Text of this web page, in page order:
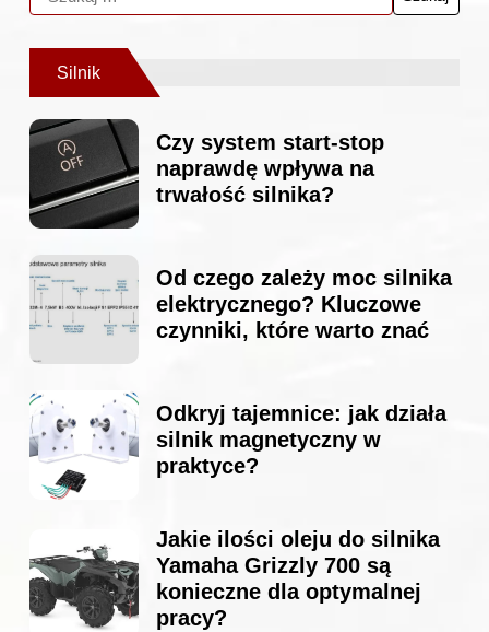
Silnik
Czy system start-stop
naprawdę wpływa na
trwałość silnika?
Od czego zależy moc silnika
elektrycznego? Kluczowe
czynniki, które warto znać
Odkryj tajemnice: jak działa
silnik magnetyczny w
praktyce?
Jakie ilości oleju do silnika
Yamaha Grizzly 700 są
konieczne dla optymalnej
pracy?